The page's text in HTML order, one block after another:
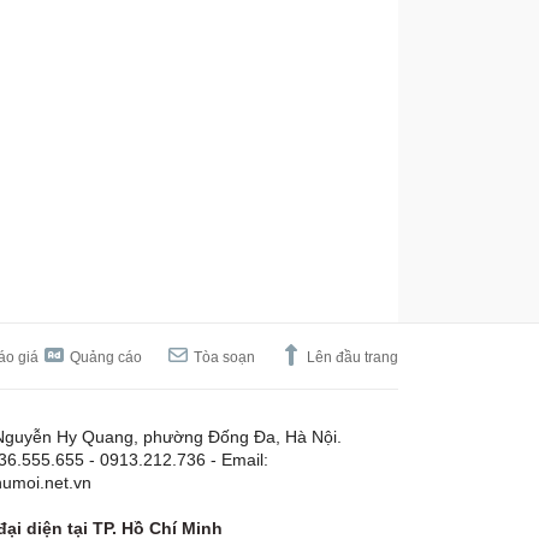
giá Quảng cáo Tòa soạn Lên đầu trang
Hy Quang, phường Đống Đa, Hà Nội.
- 0913.212.736 - Email:
diện tại TP. Hồ Chí Minh